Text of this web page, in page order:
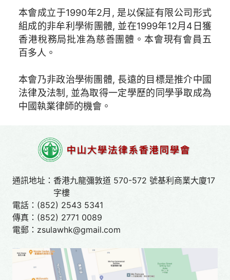
本會成立于1990年2月, 是以保証有限公司形式
組成的非牟利學術團體, 並在1999年12月4日獲
香港稅務局批准為慈善團體。本會現有會員五
百多人。
本會乃非政治學術團體, 長遠的目標是推介中國
法律及法制, 並為取得一定學歷的同學爭取成為
中國執業律師的機會。
通訊地址： 香港九龍彌敦道 570-572 號基利商業大廈17
字樓
電話： (852) 2543 5341
傳真： (852) 2771 0089
電郵： zsulawhk@gmail.com